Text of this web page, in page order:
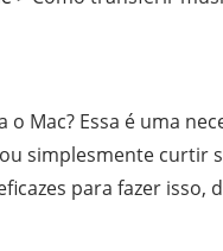
Mac? Essa é uma
simplesmente curtir
para fazer